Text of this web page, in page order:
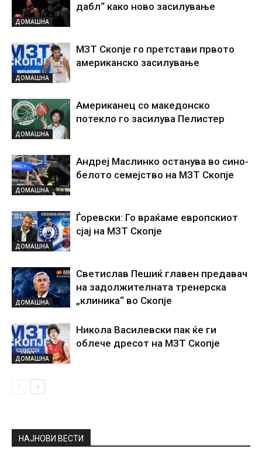
ДОМАШНА
дабл“ како ново засилување
ДОМАШНА
МЗТ Скопје го претстави првото
американско засилување
ДОМАШНА
Американец со македонско
потекло го засилува Пелистер
ДОМАШНА
Андреј Маслинко останува во сино-
белото семејство на МЗТ Скопје
ДОМАШНА
Ѓоревски: Го враќаме европскиот
сјај на МЗТ Скопје
ДОМАШНА
Светислав Пешиќ главен предавач
на задолжителната тренерска
„клиника“ во Скопје
ДОМАШНА
Никола Василевски пак ќе ги
облече дресот на МЗТ Скопје
НАЈНОВИ ВЕСТИ